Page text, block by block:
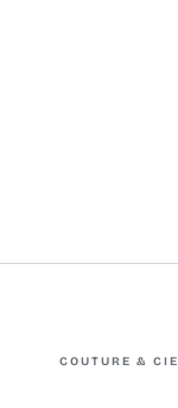
COUTURE & CIE